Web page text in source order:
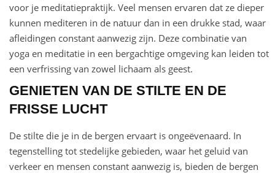
voor je meditatiepraktijk. Veel mensen ervaren dat ze dieper
kunnen mediteren in de natuur dan in een drukke stad, waar
afleidingen constant aanwezig zijn. Deze combinatie van
yoga en meditatie in een bergachtige omgeving kan leiden tot
een verfrissing van zowel lichaam als geest.
GENIETEN VAN DE STILTE EN DE
FRISSE LUCHT
De stilte die je in de bergen ervaart is ongeëvenaard. In
tegenstelling tot stedelijke gebieden, waar het geluid van
verkeer en mensen constant aanwezig is, bieden de bergen